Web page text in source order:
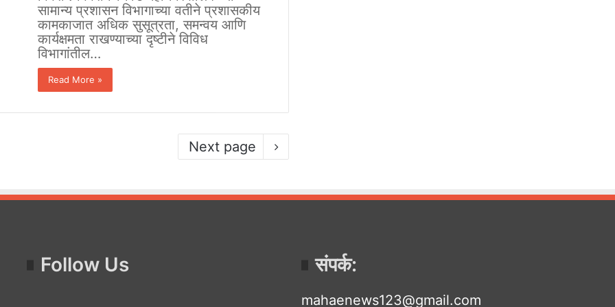
सामान्य प्रशासन विभागाच्या वतीने प्रशासकीय
कामकाजात अधिक सुसूत्रता, समन्वय आणि
कार्यक्षमता राखण्याच्या दृष्टीने विविध
विभागांतील…
Read More »
Next page
Follow Us संपर्क:
mahaenews123@gmail.com